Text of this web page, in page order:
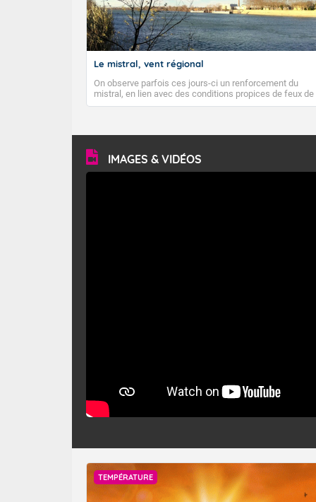
Le mistral, vent régional
On observe parfois ces jours-ci un renforcement du
mistral, en lien avec des conditions propices de feux de
forêt. Mais qu'est-ce que le mistral ? Quelles sont ses
vitesse moyenne de 50 km/h et atteindre 80 à 100 km/h
du Rhône et la Provence et envahit le littoral
méditerranéen à partir de la Camargue.
IMAGES & VIDÉOS
TEMPÉRATURE